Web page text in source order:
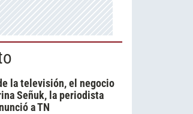
la televisión, el negocio
Señuk, la periodista
a TN